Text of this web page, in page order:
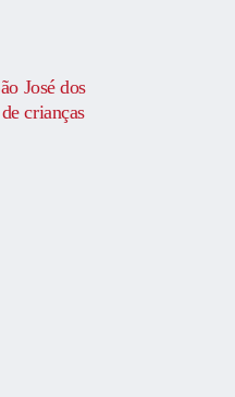
José dos
crianças